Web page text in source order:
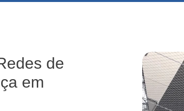
de
em